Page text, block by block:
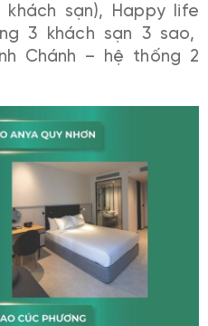
khách sạn), Happy life
3 khách sạn 3 sao,
Chánh – hệ thống 2